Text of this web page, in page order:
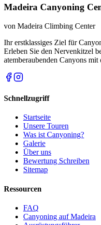
Madeira Canyoning
von Madeira Climbing Center
Ihr erstklassiges Ziel für
Erleben Sie den Nervenkitzel
atemberaubenden Canyons mit
Schnellzugriff
Startseite
Unsere Touren
Was ist Canyoning?
Galerie
Über uns
Bewertung Schreiben
Sitemap
Ressourcen
FAQ
Canyoning auf Madeira